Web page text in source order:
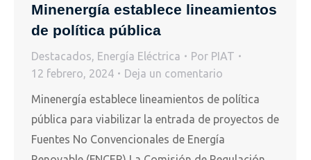
Minenergía establece lineamientos
de política pública
Destacados, Energía Eléctrica Por PIAT
12 febrero, 2024
Deja un comentario
Minenergía establece lineamientos de política
pública para viabilizar la entrada de proyectos de
Fuentes No Convencionales de Energía